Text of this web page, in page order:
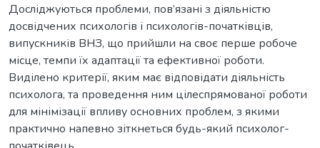
Досліджуються проблеми, пов’язані з діяльністю
досвідчених психологів і психологів-початківців,
випускників ВНЗ, що прийшли на своє перше робоче
місце, темпи їх адаптації та ефективної роботи.
Виділено критерії, яким має відповідати діяльність
психолога, та проведення ним цілеспрямованої роботи
для мінімізації впливу основних проблем, з якими
практично напевно зіткнеться будь-який психолог-